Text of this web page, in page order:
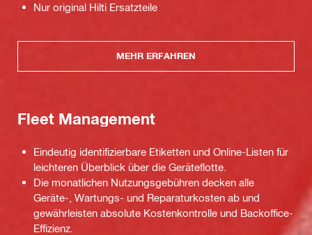
Nur original Hilti Ersatzteile
MEHR ERFAHREN
Fleet Management
Eindeutig identifizierbare Etiketten und Online-Listen für
leichteren Überblick über die Geräteflotte.
Die monatlichen Nutzungsgebühren decken alle
Geräte-, Wartungs- und Reparaturkosten ab und
gewährleisten absolute Kostenkontrolle und Backoffice-
Effizienz.